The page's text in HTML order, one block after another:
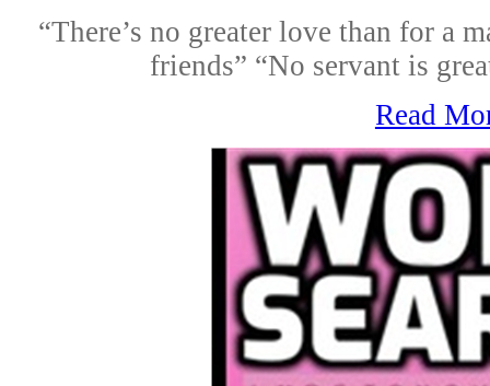
“There’s no greater love than for a
friends” “No servant is
Read